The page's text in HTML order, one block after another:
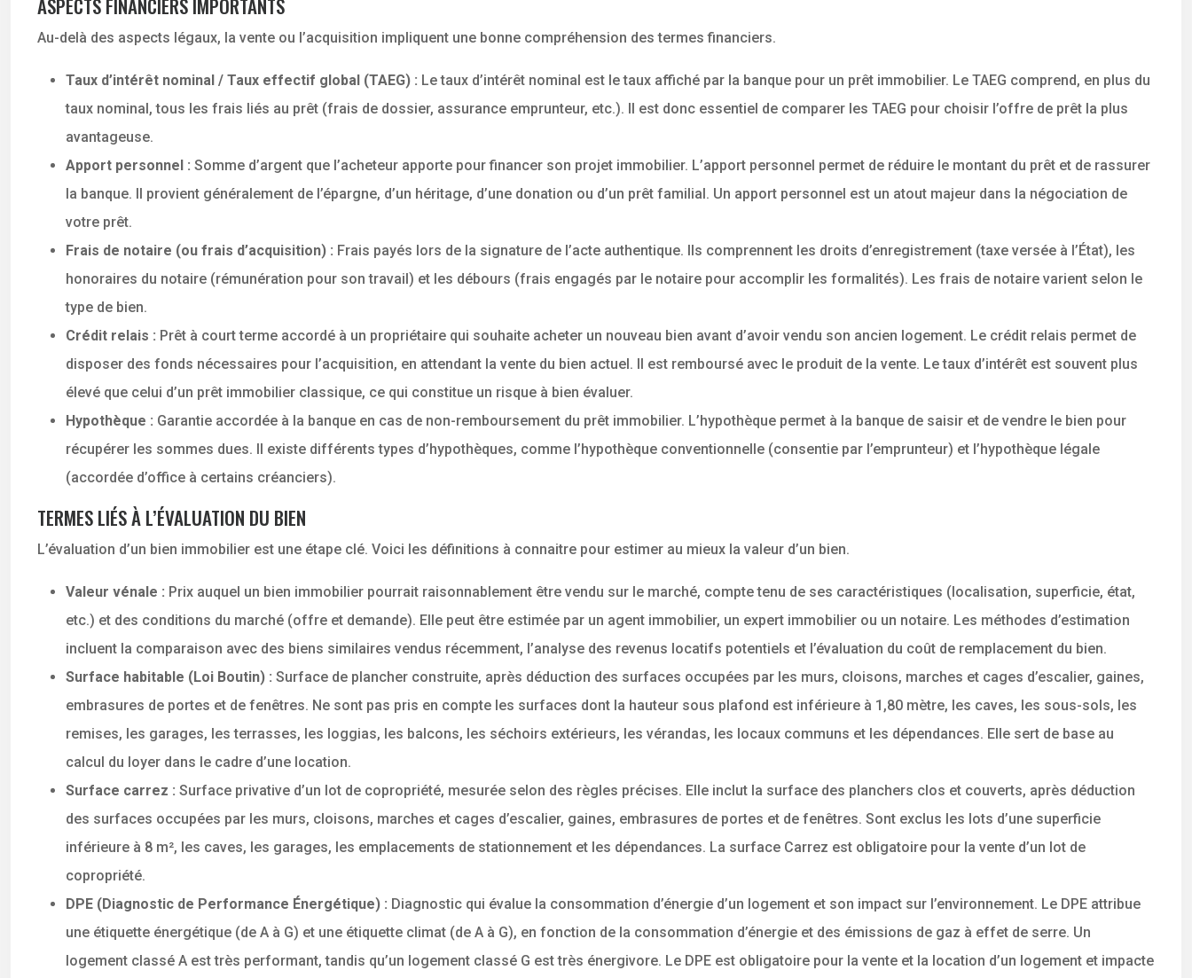
ASPECTS FINANCIERS IMPORTANTS
Au-delà des aspects légaux, la vente ou l’acquisition impliquent une bonne compréhension des termes financiers.
Taux d’intérêt nominal / Taux effectif global (TAEG) : Le taux d’intérêt nominal est le taux affiché par la banque pour un prêt immobilier. Le TAEG comprend, en plus du
taux nominal, tous les frais liés au prêt (frais de dossier, assurance emprunteur, etc.). Il est donc essentiel de comparer les TAEG pour choisir l’offre de prêt la plus
avantageuse.
Apport personnel : Somme d’argent que l’acheteur apporte pour financer son projet immobilier. L’apport personnel permet de réduire le montant du prêt et de rassurer
la banque. Il provient généralement de l’épargne, d’un héritage, d’une donation ou d’un prêt familial. Un apport personnel est un atout majeur dans la négociation de
votre prêt.
Frais de notaire (ou frais d’acquisition) : Frais payés lors de la signature de l’acte authentique. Ils comprennent les droits d’enregistrement (taxe versée à l’État), les
honoraires du notaire (rémunération pour son travail) et les débours (frais engagés par le notaire pour accomplir les formalités). Les frais de notaire varient selon le
type de bien.
Crédit relais : Prêt à court terme accordé à un propriétaire qui souhaite acheter un nouveau bien avant d’avoir vendu son ancien logement. Le crédit relais permet de
disposer des fonds nécessaires pour l’acquisition, en attendant la vente du bien actuel. Il est remboursé avec le produit de la vente. Le taux d’intérêt est souvent plus
élevé que celui d’un prêt immobilier classique, ce qui constitue un risque à bien évaluer.
Hypothèque : Garantie accordée à la banque en cas de non-remboursement du prêt immobilier. L’hypothèque permet à la banque de saisir et de vendre le bien pour
récupérer les sommes dues. Il existe différents types d’hypothèques, comme l’hypothèque conventionnelle (consentie par l’emprunteur) et l’hypothèque légale
(accordée d’office à certains créanciers).
TERMES LIÉS À L’ÉVALUATION DU BIEN
L’évaluation d’un bien immobilier est une étape clé. Voici les définitions à connaitre pour estimer au mieux la valeur d’un bien.
Valeur vénale : Prix auquel un bien immobilier pourrait raisonnablement être vendu sur le marché, compte tenu de ses caractéristiques (localisation, superficie, état,
etc.) et des conditions du marché (offre et demande). Elle peut être estimée par un agent immobilier, un expert immobilier ou un notaire. Les méthodes d’estimation
incluent la comparaison avec des biens similaires vendus récemment, l’analyse des revenus locatifs potentiels et l’évaluation du coût de remplacement du bien.
Surface habitable (Loi Boutin) : Surface de plancher construite, après déduction des surfaces occupées par les murs, cloisons, marches et cages d’escalier, gaines,
embrasures de portes et de fenêtres. Ne sont pas pris en compte les surfaces dont la hauteur sous plafond est inférieure à 1,80 mètre, les caves, les sous-sols, les
remises, les garages, les terrasses, les loggias, les balcons, les séchoirs extérieurs, les vérandas, les locaux communs et les dépendances. Elle sert de base au
calcul du loyer dans le cadre d’une location.
Surface carrez : Surface privative d’un lot de copropriété, mesurée selon des règles précises. Elle inclut la surface des planchers clos et couverts, après déduction
des surfaces occupées par les murs, cloisons, marches et cages d’escalier, gaines, embrasures de portes et de fenêtres. Sont exclus les lots d’une superficie
inférieure à 8 m², les caves, les garages, les emplacements de stationnement et les dépendances. La surface Carrez est obligatoire pour la vente d’un lot de
copropriété.
DPE (Diagnostic de Performance Énergétique) : Diagnostic qui évalue la consommation d’énergie d’un logement et son impact sur l’environnement. Le DPE attribue
une étiquette énergétique (de A à G) et une étiquette climat (de A à G), en fonction de la consommation d’énergie et des émissions de gaz à effet de serre. Un
logement classé A est très performant, tandis qu’un logement classé G est très énergivore. Le DPE est obligatoire pour la vente et la location d’un logement et impacte